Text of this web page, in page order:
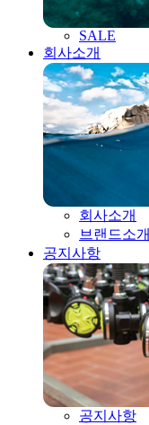
SALE
회사소개
회사소개
브랜드소개
공지사항
공지사항